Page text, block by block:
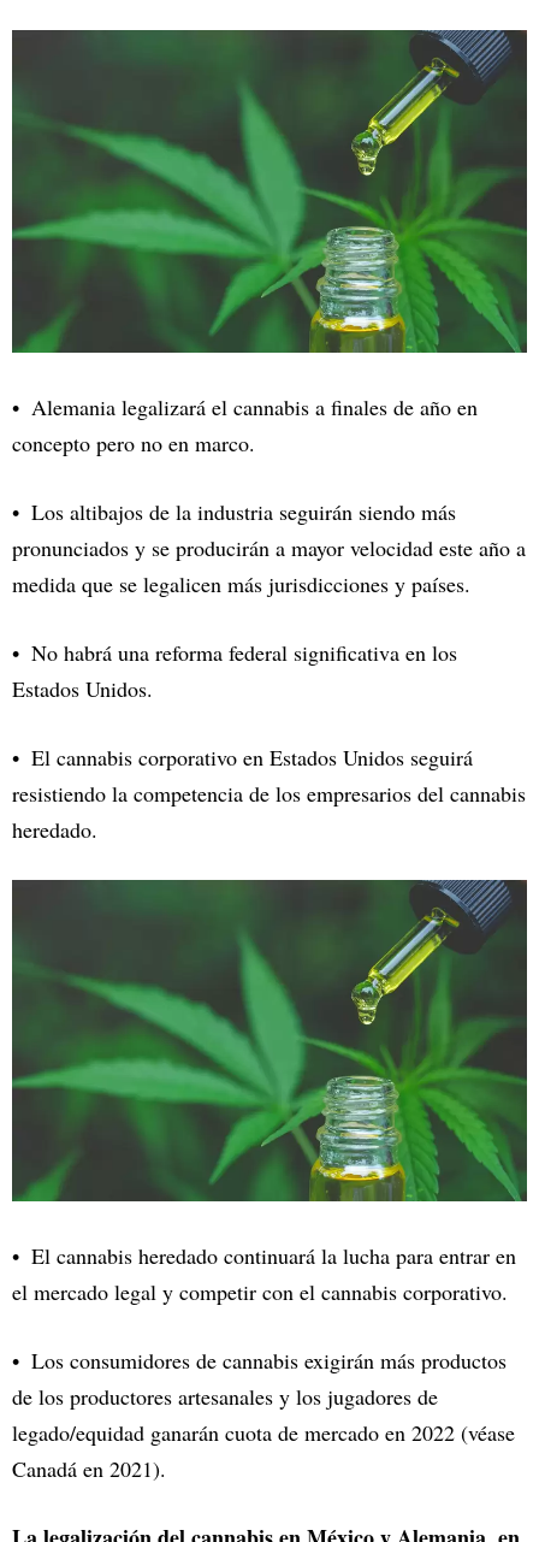
Alemania legalizará el cannabis a finales de año en
concepto pero no en marco.
Los altibajos de la industria seguirán siendo más
pronunciados y se producirán a mayor velocidad este año a
medida que se legalicen más jurisdicciones y países.
No habrá una reforma federal significativa en los
Estados Unidos.
El cannabis corporativo en Estados Unidos seguirá
resistiendo la competencia de los empresarios del cannabis
heredado.
El cannabis heredado continuará la lucha para entrar en
el mercado legal y competir con el cannabis corporativo.
Los consumidores de cannabis exigirán más productos
de los productores artesanales y los jugadores de
legado/equidad ganarán cuota de mercado en 2022 (véase
Canadá en 2021).